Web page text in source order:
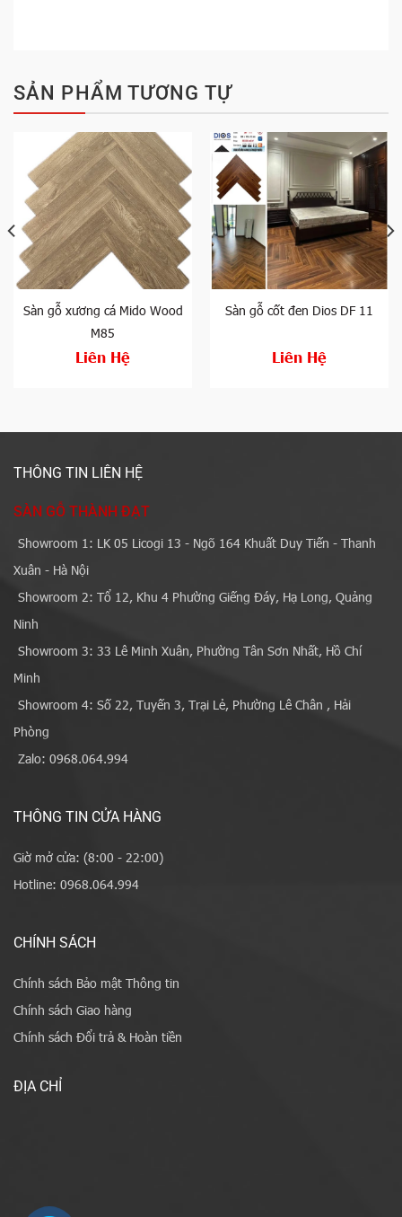
SẢN PHẨM TƯƠNG TỰ
Sàn gỗ xương cá Mido Wood
M85
Liên Hệ
Sàn gỗ cốt đen Dios DF 11
Liên Hệ
THÔNG TIN LIÊN HỆ
SÀN GỖ THÀNH ĐẠT
Showroom 1: LK 05 Licogi 13 - Ngõ 164 Khuất Duy Tiến - Thanh
Xuân - Hà Nội
Showroom 2: Tổ 12, Khu 4 Phường Giếng Đáy, Hạ Long, Quảng
Ninh
Showroom 3: 33 Lê Minh Xuân, Phường Tân Sơn Nhất, Hồ Chí
Minh
Showroom 4: Số 22, Tuyến 3, Trại Lẻ, Phường Lê Chân , Hải
Phòng
Zalo: 0968.064.994
THÔNG TIN CỬA HÀNG
Giờ mở cửa: (8:00 - 22:00)
Hotline: 0968.064.994
CHÍNH SÁCH
Chính sách Bảo mật Thông tin
Chính sách Giao hàng
Chính sách Đổi trả & Hoàn tiền
ĐỊA CHỈ